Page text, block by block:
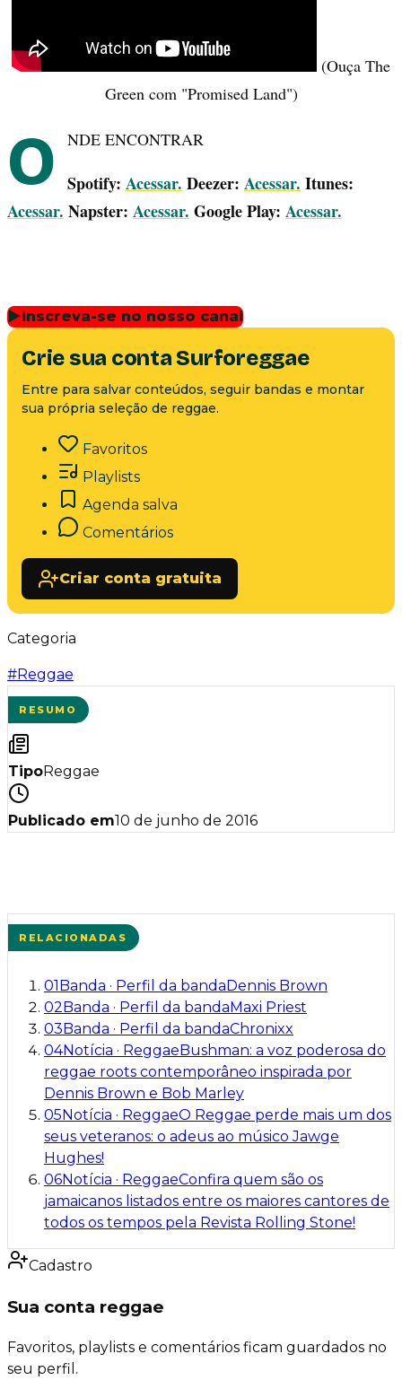
(Ouça The
Green com "Promised Land")
O NDE ENCONTRAR
Spotify: Acessar. Deezer: Acessar. Itunes:
Acessar. Napster: Acessar. Google Play: Acessar.
▶Inscreva-se no nosso canal
Crie sua conta Surforeggae
Entre para salvar conteúdos, seguir bandas e montar
sua própria seleção de reggae.
Favoritos
Playlists
Agenda salva
Comentários
Criar conta gratuita
Categoria
#Reggae
RESUMO
TipoReggae
Publicado em10 de junho de 2016
RELACIONADAS
01Banda · Perfil da bandaDennis Brown
02Banda · Perfil da bandaMaxi Priest
03Banda · Perfil da bandaChronixx
04Notícia · ReggaeBushman: a voz poderosa do
reggae roots contemporâneo inspirada por
Dennis Brown e Bob Marley
05Notícia · ReggaeO Reggae perde mais um dos
seus veteranos: o adeus ao músico Jawge
Hughes!
06Notícia · ReggaeConfira quem são os
jamaicanos listados entre os maiores cantores de
todos os tempos pela Revista Rolling Stone!
Cadastro
Sua conta reggae
Favoritos, playlists e comentários ficam guardados no
seu perfil.